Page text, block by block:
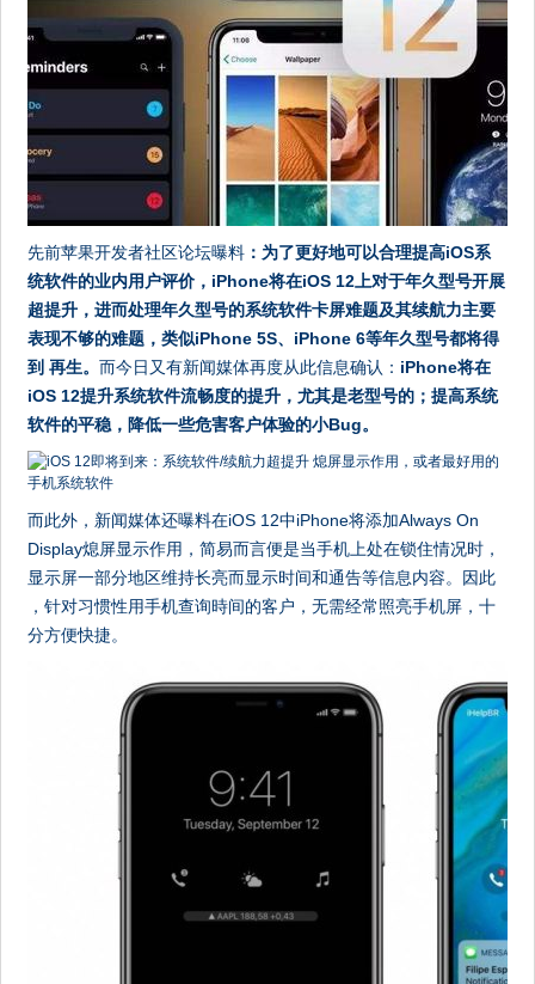
先前苹果开发者社区论坛曝料 ：为了更好地可以合理提高iOS系
统软件的业内用户评价，iPhone将在iOS 12上对于年久型号开展
超提升，进而处理年久型号的系统软件卡屏难题及其续航力主要
表现不够的难题，类似iPhone 5S、iPhone 6等年久型号都将得
到 再生。而今日又有新闻媒体再度从此信息确认： iPhone将在
iOS 12提升系统软件流畅度的提升，尤其是老型号的；提高系统
软件的平稳，降低一些危害客户体验的小Bug。
而此外，新闻媒体还曝料在iOS 12中iPhone将添加Always On
Display熄屏显示作用，简易而言便是当手机上处在锁住情况时，
显示屏一部分地区维持长亮而显示时间和通告等信息内容。因此
，针对习惯性用手机查询時间的客户，无需经常照亮手机屏，十
分方便快捷。